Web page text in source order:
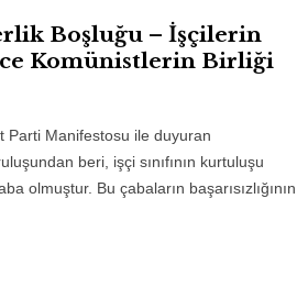
Boşluğu – İşçilerin
Komünistlerin Birliği
Parti Manifestosu ile duyuran
beri, işçi sınıfının kurtuluşu
olmuştur. Bu çabaların başarısızlığının